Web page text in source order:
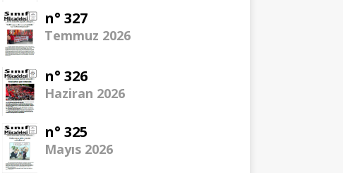
n° 327
Temmuz 2026
n° 326
Haziran 2026
n° 325
Mayıs 2026